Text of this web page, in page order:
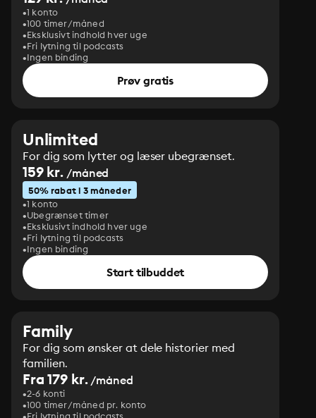
1 konto
100 timer/måned
Eksklusivt indhold hver uge
Fri lytning til podcasts
Ingen binding
Prøv gratis
Unlimited
For dig som lytter og læser ubegrænset.
159 kr. /måned
50% rabat i 3 måneder
1 konto
Ubegrænset timer
Eksklusivt indhold hver uge
Fri lytning til podcasts
Ingen binding
Start tilbuddet
Family
For dig som ønsker at dele historier med
familien.
Fra 179 kr./måned
2-6 konti
100 timer/måned pr. konto